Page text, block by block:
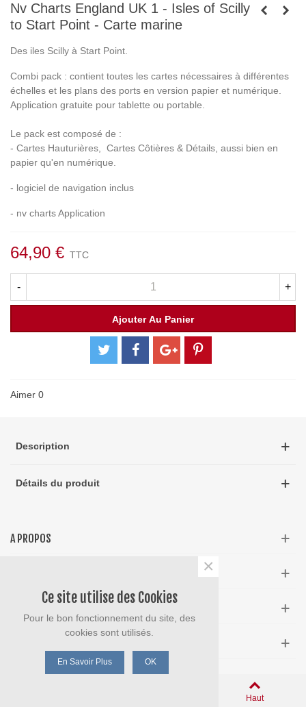
Nv Charts England UK 1 - Isles of Scilly
to Start Point - Carte marine
Des iles Scilly à Start Point.
Combi pack : contient toutes les cartes nécessaires à différentes
échelles et les plans des ports en version papier et numérique.
Application gratuite pour tablette ou portable.
Le pack est composé de :
- Cartes Hauturières, Cartes Côtières & Détails, aussi bien en
papier qu'en numérique.
- logiciel de navigation inclus
- nv charts Application
64,90 € TTC
- +
Ajouter Au Panier
Aimer 0
Description
Détails du produit
A PROPOS
Haut
Ce site utilise des Cookies
Pour le bon fonctionnement du site, des
cookies sont utilisés.
En Savoir Plus OK
×